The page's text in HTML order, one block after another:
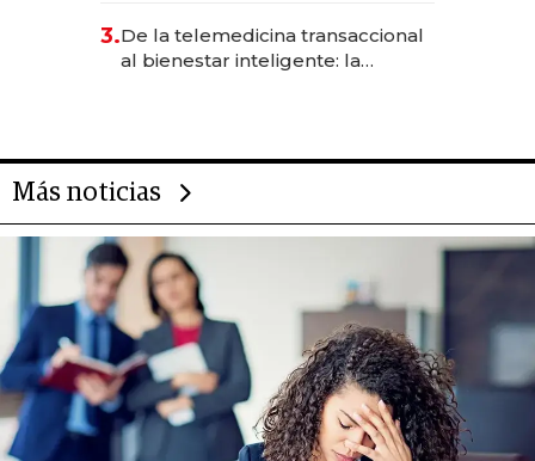
las marcas "fast premium"
3.De la telemedicina transaccional
al bienestar inteligente: la
Más noticias